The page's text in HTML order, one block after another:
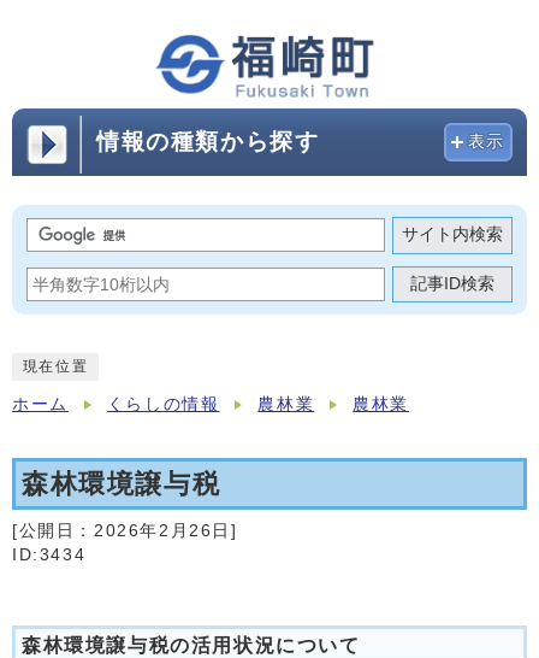
情報の種類から探す 表示
サイト内検索
記事ID検索
現在位置
ホーム くらしの情報 農林業 農林業
森林環境譲与税
[公開日： 2026年2月26日 ]
ID:3434
森林環境譲与税の活用状況について